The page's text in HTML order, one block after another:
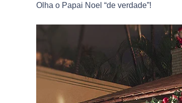
Olha o Papai Noel “de verdade”!